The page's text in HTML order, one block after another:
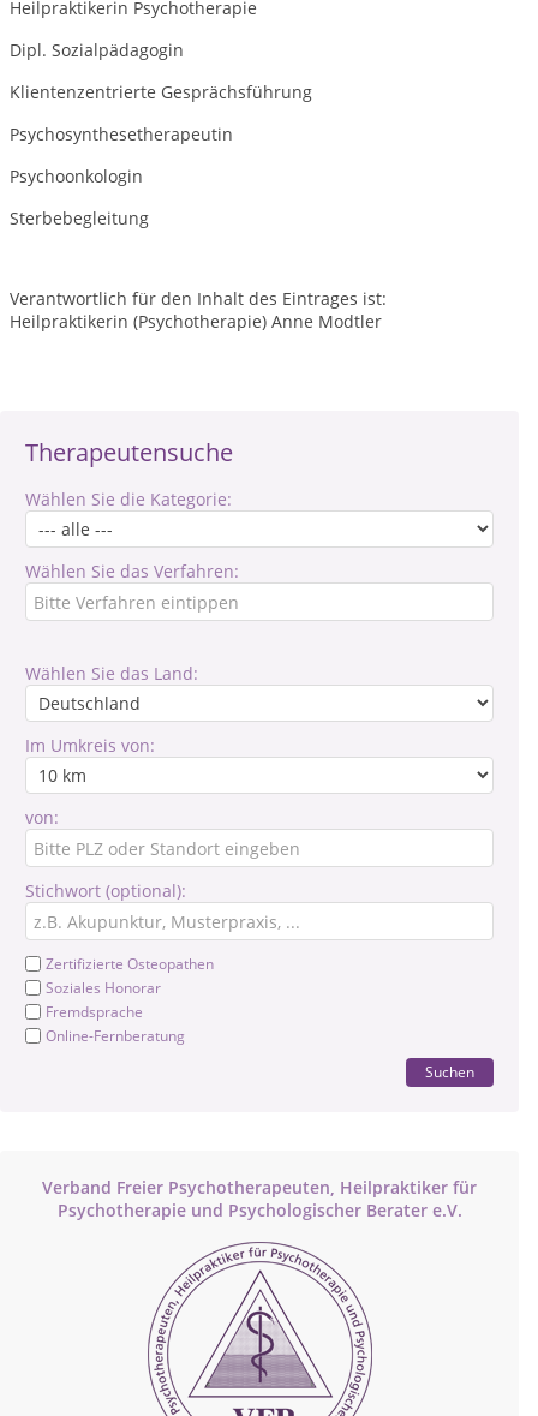
Therapeutensuche
Wählen Sie die Kategorie:
Wählen Sie das Verfahren:
Wählen Sie das Land:
Im Umkreis von:
von:
Stichwort (optional):
Zertifizierte Osteopathen
Soziales Honorar
Fremdsprache
Online-Fernberatung
Suchen
Verband Freier Psychotherapeuten, Heilpraktiker für
Psychotherapie und Psychologischer Berater e.V.
Heilpraktikerin Psychotherapie
Dipl. Sozialpädagogin
Klientenzentrierte Gesprächsführung
Psychosynthesetherapeutin
Psychoonkologin
Sterbebegleitung
Verantwortlich für den Inhalt des Eintrages ist:
Heilpraktikerin (Psychotherapie) Anne Modtler